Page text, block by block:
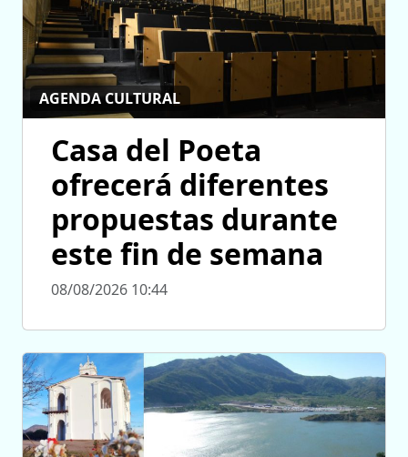
AGENDA CULTURAL
Casa del Poeta
ofrecerá diferentes
propuestas durante
este fin de semana
08/08/2026 10:44